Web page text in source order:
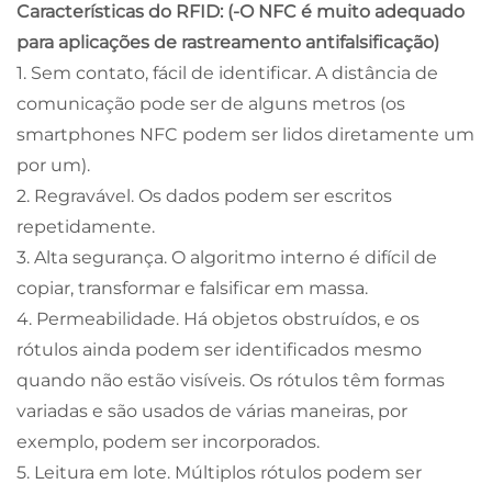
Características do RFID: (-O NFC é muito adequado
para aplicações de rastreamento antifalsificação)
1. Sem contato, fácil de identificar. A distância de
comunicação pode ser de alguns metros (os
smartphones NFC podem ser lidos diretamente um
por um).
2. Regravável. Os dados podem ser escritos
repetidamente.
3. Alta segurança. O algoritmo interno é difícil de
copiar, transformar e falsificar em massa.
4. Permeabilidade. Há objetos obstruídos, e os
rótulos ainda podem ser identificados mesmo
quando não estão visíveis. Os rótulos têm formas
variadas e são usados de várias maneiras, por
exemplo, podem ser incorporados.
5. Leitura em lote. Múltiplos rótulos podem ser